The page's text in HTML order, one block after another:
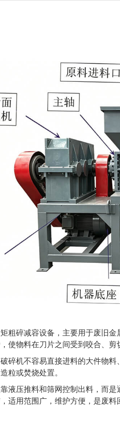
粗碎减容设备，主要用于废旧
使物料在刀片之间受到咬合、
碎机不容易直接进料的大件物
粒或焚烧处置。
液压推料和筛网控制出料，而
适用范围广，维护方便，是废料